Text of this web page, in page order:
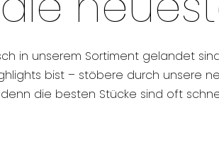
in unserem Sortiment gelandet
bist – stöbere durch unsere
die besten Stücke sind oft